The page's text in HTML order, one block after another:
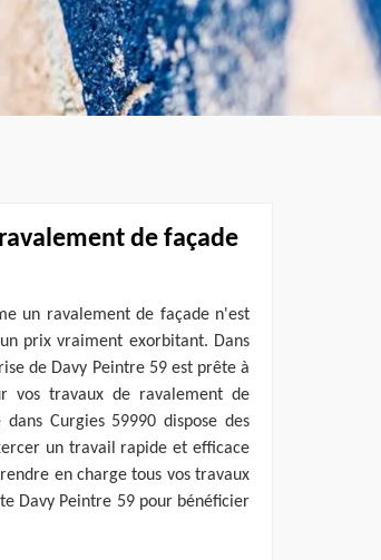
de façade
un ravalement de façade n'est
prix vraiment exorbitant. Dans
de Davy Peintre 59 est prête à
vos travaux de ravalement de
Curgies 59990 dispose des
un travail rapide et efficace
en charge tous vos travaux
Davy Peintre 59 pour bénéficier